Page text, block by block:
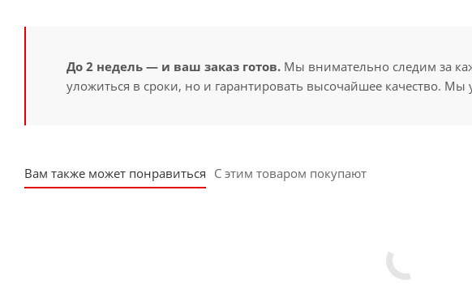
До 2 недель — и ваш заказ готов. Мы внимательно следим за
уложиться в сроки, но и гарантировать высочайшее качество. Мы
Вам также может понравиться С этим товаром покупают